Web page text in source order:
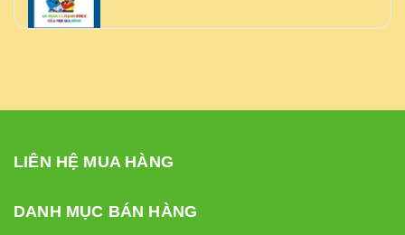
LIÊN HỆ MUA HÀNG
DANH MỤC BÁN HÀNG